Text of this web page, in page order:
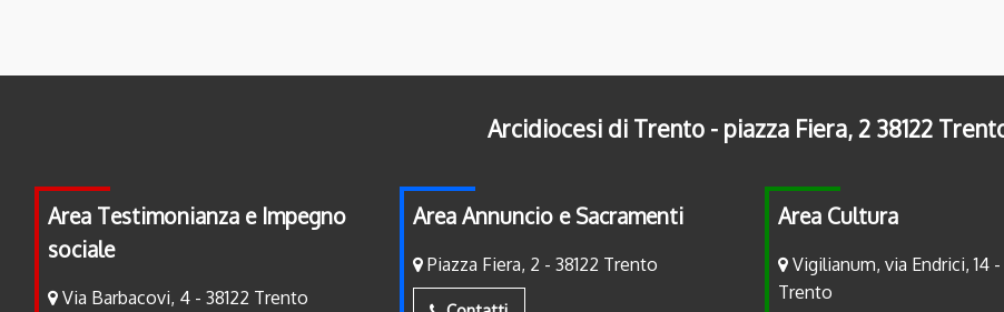
Arcidiocesi di Trento - piazza Fiera, 2 38122
Area Testimonianza e Impegno
sociale
Via Barbacovi, 4 - 38122 Trento
Area Annuncio e Sacramenti
Piazza Fiera, 2 - 38122 Trento
Area Cultura
Vigilianum, via Endrici, 14 -
Trento